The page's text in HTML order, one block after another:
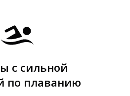
с сильной
по плаванию